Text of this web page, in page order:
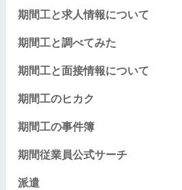
期間工と求人情報について
期間工と調べてみた
期間工と面接情報について
期間工のヒカク
期間工の事件簿
期間従業員公式サーチ
派遣